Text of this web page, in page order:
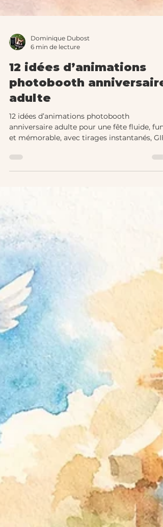
Dominique Dubost
6 min de lecture
12 idées d’animations
adulte
12 idées d’animations photobooth
anniversaire adulte pour une fête fluide, fun